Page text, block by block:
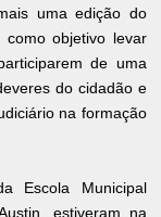
uma edição do
como objetivo levar
de uma
do cidadão e
na formação
Escola Municipal
estiveram na